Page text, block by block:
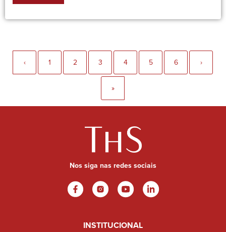
‹ 1 2 3 4 5 6 ›
»
Nos siga nas redes sociais
INSTITUCIONAL